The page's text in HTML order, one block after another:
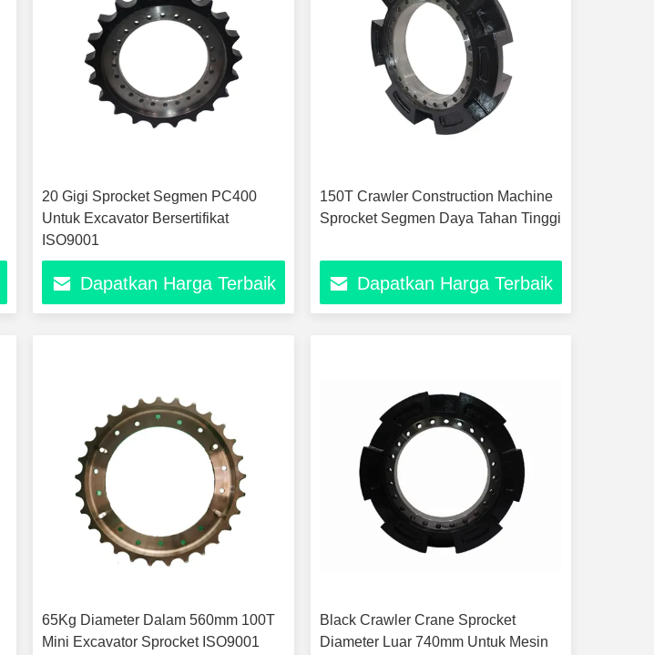
20 Gigi Sprocket Segmen PC400
Untuk Excavator Bersertifikat
ISO9001
Dapatkan Harga Terbaik
150T Crawler Construction Machine
Sprocket Segmen Daya Tahan Tinggi
Dapatkan Harga Terbaik
65Kg Diameter Dalam 560mm 100T
Mini Excavator Sprocket ISO9001
Black Crawler Crane Sprocket
Diameter Luar 740mm Untuk Mesin